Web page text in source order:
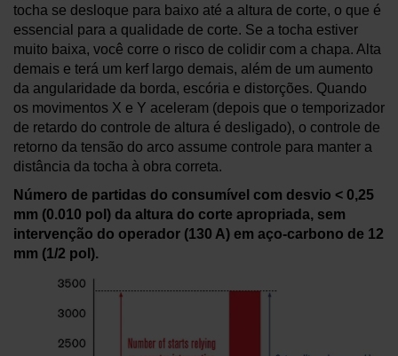
tocha se desloque para baixo até a altura de corte, o que é
essencial para a qualidade de corte. Se a tocha estiver
muito baixa, você corre o risco de colidir com a chapa. Alta
demais e terá um kerf largo demais, além de um aumento
da angularidade da borda, escória e distorções. Quando
os movimentos X e Y aceleram (depois que o temporizador
de retardo do controle de altura é desligado), o controle de
retorno da tensão do arco assume controle para manter a
distância da tocha à obra correta.
Número de partidas do consumível com desvio < 0,25
mm (0.010 pol) da altura do corte apropriada, sem
intervenção do operador (130 A) em aço-carbono de 12
mm (1/2 pol).